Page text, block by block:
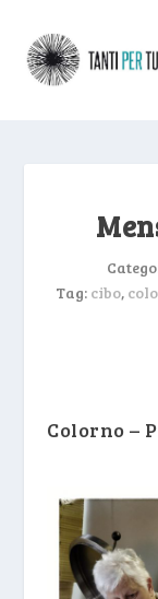
Tag: cibo,
Colorno –